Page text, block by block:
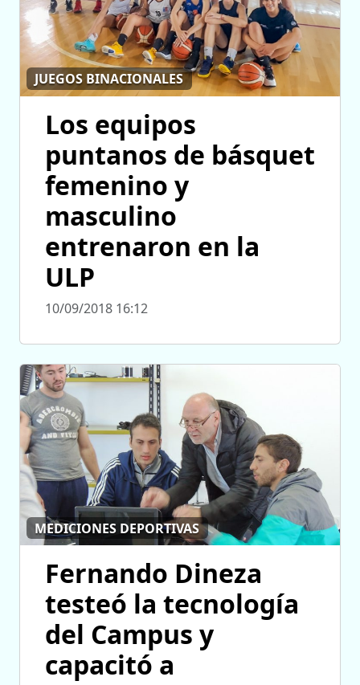
JUEGOS BINACIONALES
Los equipos
puntanos de básquet
femenino y
masculino
entrenaron en la
ULP
10/09/2018 16:12
MEDICIONES DEPORTIVAS
Fernando Dineza
testeó la tecnología
del Campus y
capacitó a